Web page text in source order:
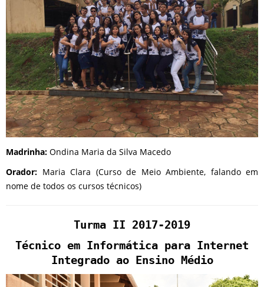
Madrinha: Ondina Maria da Silva Macedo
Orador: Maria Clara (Curso de Meio Ambiente, falando em
nome de todos os cursos técnicos)
Turma II 2017-2019
Técnico em Informática para Internet
Integrado ao Ensino Médio